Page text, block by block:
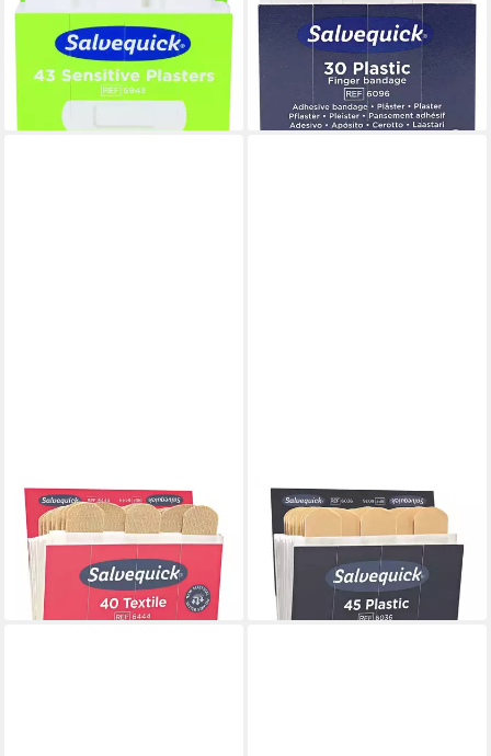
Salvequick Vlies Refill 6943
VE=43 Stück
16,82 €
lieferbar - in 9-11 Werktagen bei
1009296 Pflaster-Nachfüllset
ab 47,51 €
(0,26 €/ 1 Stk)
lieferbar - in 2-3 Werktagen bei dir
SALVEQUICK@
Wundpflaster (40 St),
Nachfülleinsatz
10,79 €
lieferbar - in 2-3 Werktagen bei dir
SALVEQUICK@
Wundpflaster (45 St),
Nachfülleinsatz
9,59 €
lieferbar - in 2-3 Werktagen bei dir